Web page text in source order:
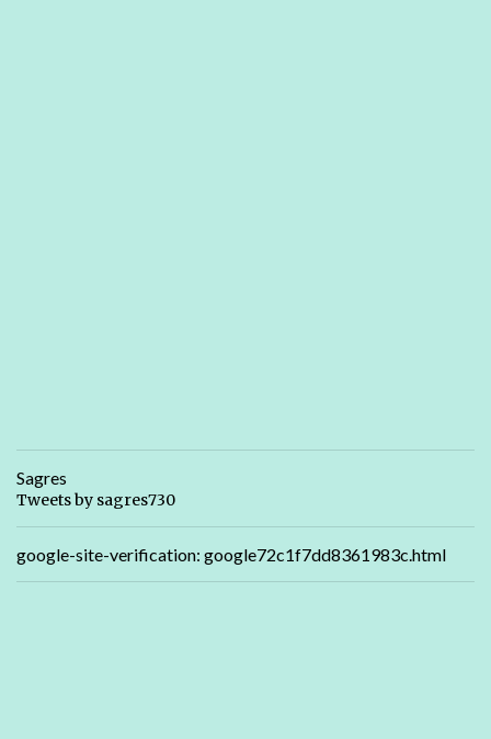
Sagres
Tweets by sagres730
google-site-verification: google72c1f7dd8361983c.html